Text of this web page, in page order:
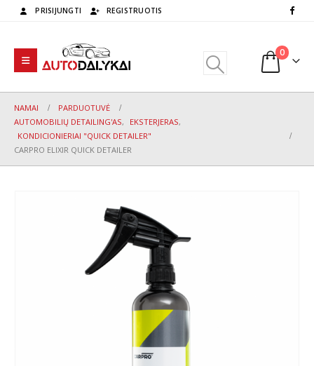
PRISIJUNGTI REGISTRUOTIS
0
NAMAI
PARDUOTUVĖ
AUTOMOBILIŲ DETAILING'AS, EKSTERJERAS,
KONDICIONIERIAI "QUICK DETAILER"
CARPRO ELIXIR QUICK DETAILER